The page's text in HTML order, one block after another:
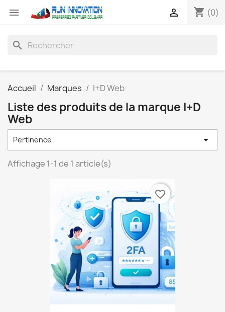
 shopping_cart (0)

search
Accueil Marques I+D Web
Liste des produits de la marque I+D
Web
Pertinence 
Affichage 1-1 de 1 article(s)
favorite_border